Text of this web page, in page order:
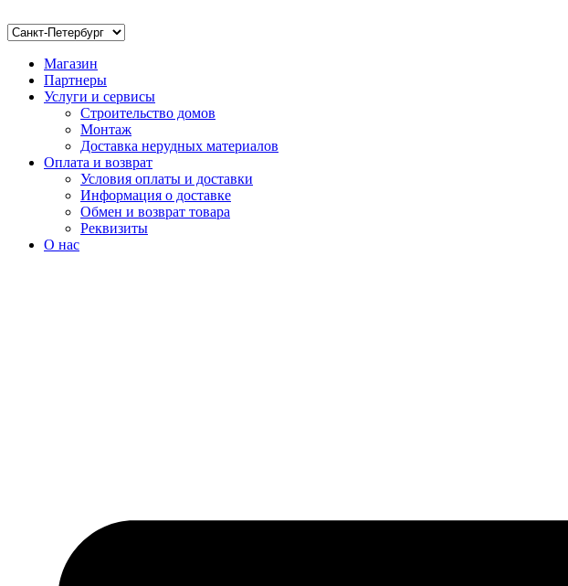
Магазин
Партнеры
Услуги и сервисы
Строительство домов
Монтаж
Доставка нерудных материалов
Оплата и возврат
Условия оплаты и доставки
Информация о доставке
Обмен и возврат товара
Реквизиты
О нас